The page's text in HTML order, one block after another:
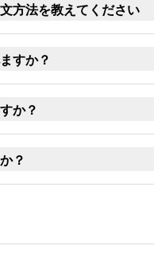
方法を教えてください
すか？
か？
？